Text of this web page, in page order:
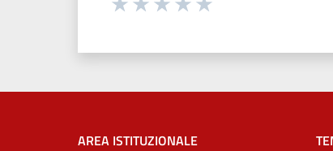
AREA ISTITUZIONALE